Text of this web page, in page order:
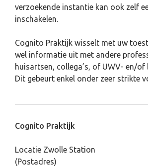
verzoekende instantie kan ook zelf
inschakelen.
Cognito Praktijk wisselt met uw
wel informatie uit met andere
huisartsen, collega’s, of UWV- en/
Dit gebeurt enkel onder zeer strikte
Cognito Praktijk
Locatie Zwolle Station
(Postadres)